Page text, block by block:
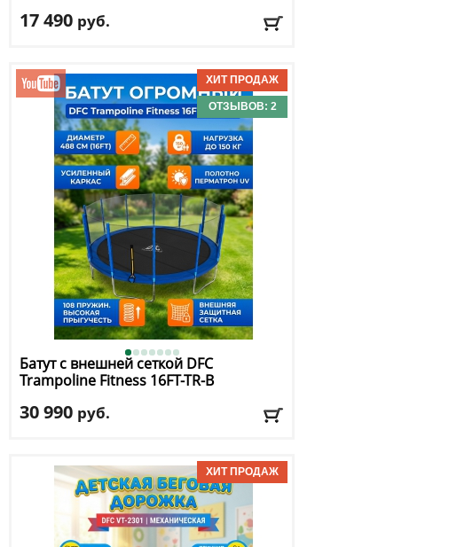
17 490 руб.
Максимальный вес пользователя: 54 кг
Размер, футы: 7
Доставка:БЕСПЛАТНО, 2-3 дня
ОТЗЫВОВ: 2
Батут с внешней сеткой DFC
Trampoline Fitness 16FT-TR-B
30 990 руб.
Макс. нагрузка: 150 кг
Максимальный вес пользователя: 150 кг
Размер, футы: 16
БЕСПЛАТНО, 2-3 дня